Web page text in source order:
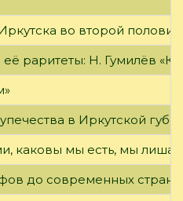
во второй
раритеты: Н. Гумилёв
в Иркутской
каковы мы есть, мы
до современных